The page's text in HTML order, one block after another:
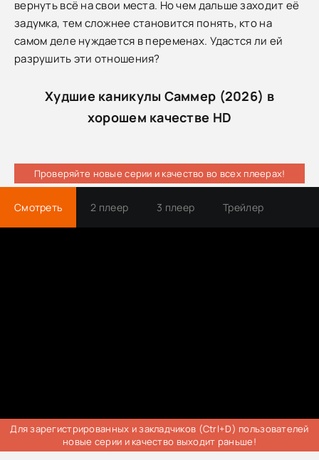
вернуть всё на свои места. Но чем дальше заходит её
задумка, тем сложнее становится понять, кто на
самом деле нуждается в переменах. Удастся ли ей
разрушить эти отношения?
Худшие каникулы Саммер (2026) в
хорошем качестве HD
Проверяйте новые серии и качество во всех плеерах!
Смотреть 2 плеер 3 плеер Трейлер
Для зарегистрированных и закладчиков (Ctrl+D) пользователей
новые серии и качество выходит раньше!